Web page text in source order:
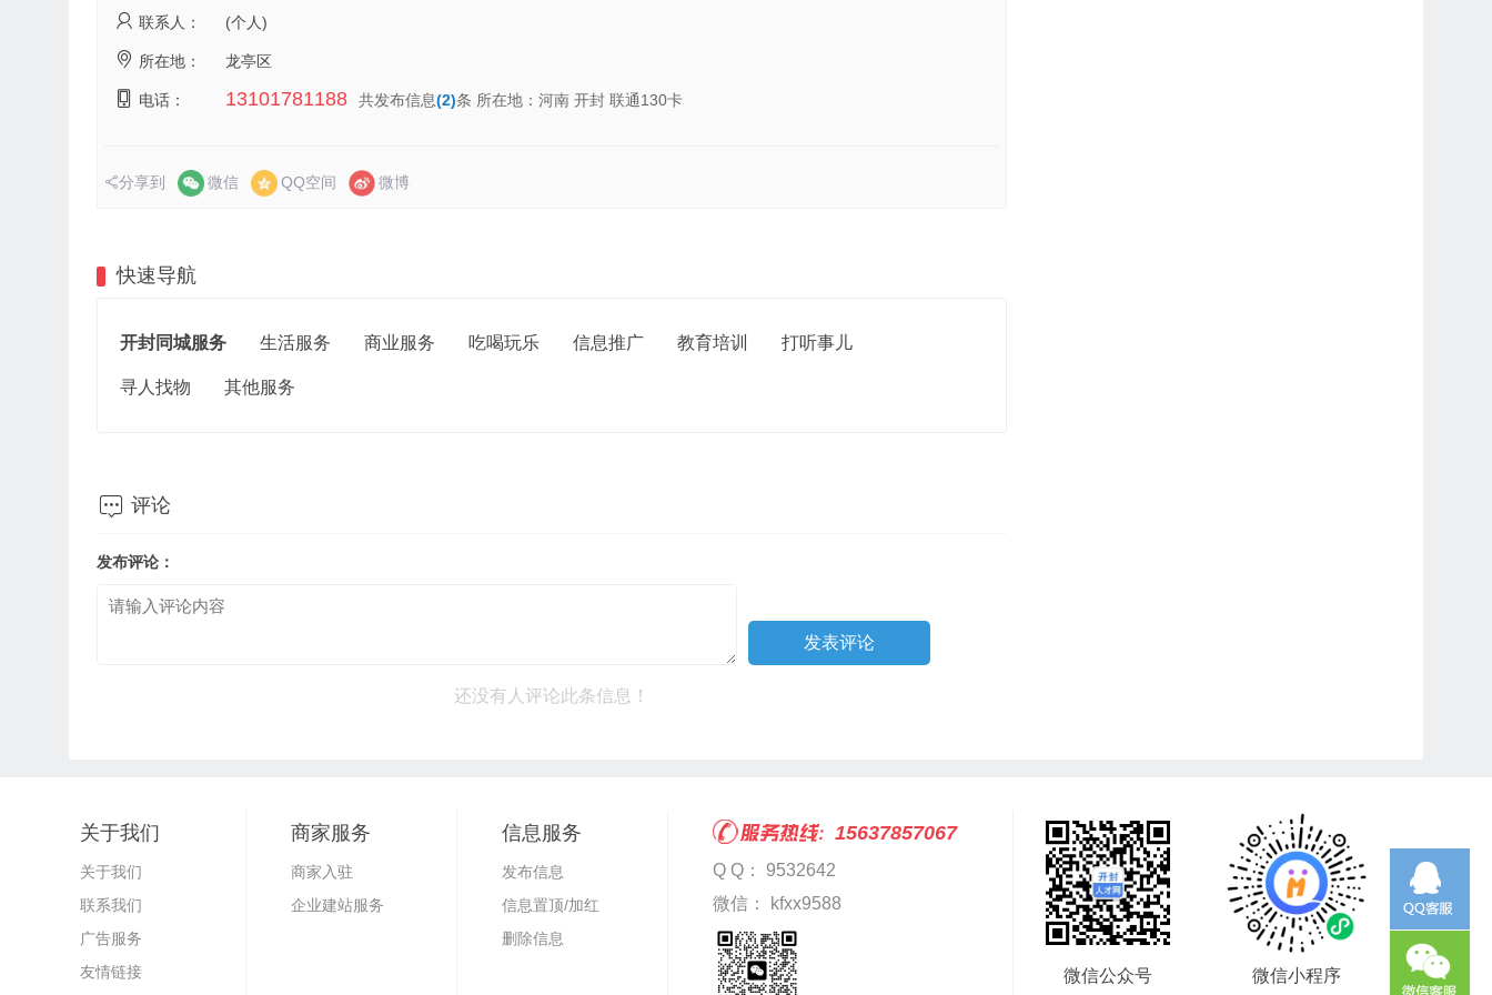
联系人： (个人)
所在地： 龙亭区
电话： 13101781188 共发布信息(2)条 所在地：河南 开封 联通130卡
分享到 微信 QQ空间 微博
快速导航
开封同城服务 生活服务 商业服务 吃喝玩乐 信息推广 教育培训 打听事儿
寻人找物 其他服务
 评论
发布评论：
还没有人评论此条信息！
关于我们
关于我们
联系我们
广告服务
友情链接
商家服务
商家入驻
企业建站服务
信息服务
发布信息
信息置顶/加红
删除信息
15637857067
Q Q： 9532642
微信： kfxx9588
微信公众号 微信小程序